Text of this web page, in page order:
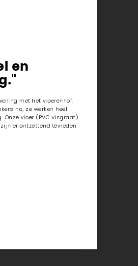
en
met het vloerenhof.
na, ze werken heel
Onze vloer (PVC visgraat)
er ontzettend tevreden